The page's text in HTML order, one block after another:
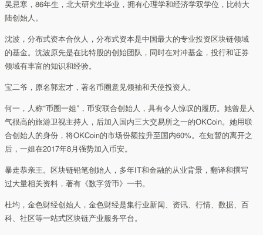
吴忌寒，86年生，北大研究生毕业，拥有心理学和经济学双学位，比特大
陆创始人。
沈波，分布式资本合伙人，分布式资本是中国最大的专业投资区块链领域
的基金。沈波原先是在比特股的创始团队，同时在对冲基金，投行和证券
领域有丰富的知识和经验。
宝二爷，原名郭宏才，著名币圈意见领袖和天使投资人。
何一，人称“币圈一姐”，币安联合创始人，具有令人惊叹的履历。她曾是人
气很高的旅游卫视主持人，后加入国内三大交易所之一的OKCoin。她用联
合创始人的身份，将OKCoin的市场份额拉升至国内60%。在短暂的离开之
后，一姐在2017年8月强势加入币安。
暴走恭亲王。区块链铅笔创始人，多年IT和金融的从业背景，翻译和撰写
过大量相关资料，著有《数字货币》一书。
杜均，金色财经创始人，金色财经是集行业新闻、资讯、行情、数据、百
科、社区等一站式区块链产业服务平台。